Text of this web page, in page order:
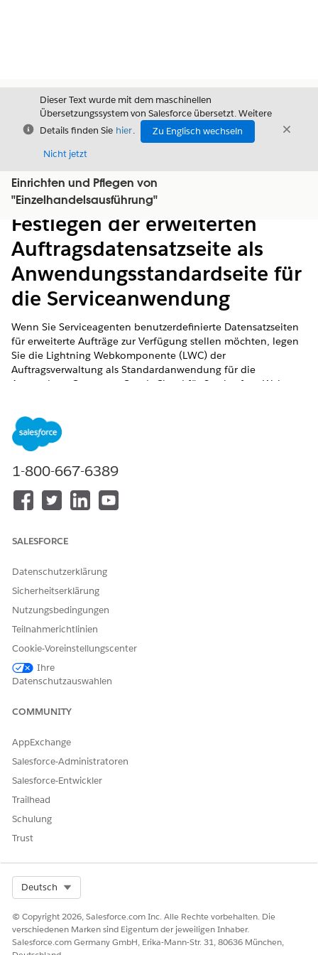
Schließen
Dieser Text wurde mit dem maschinellen
Übersetzungssystem von Salesforce übersetzt. Weitere
Details finden Sie hier.
Zu Englisch wechseln
Nicht jetzt
Einrichten und Pflegen von
"Einzelhandelsausführung"
Inhalt anzeigen
Inhalt
Festlegen der erweiterten
Auftragsdatensatzseite als
Anwendungsstandardseite für
die Serviceanwendung
Wenn Sie Serviceagenten benutzerdefinierte Datensatzseiten
für erweiterte Aufträge zur Verfügung stellen möchten, legen
Sie die Lightning Webkomponente (LWC) der
Auftragsverwaltung als Standardanwendung für die
Anwendung Consumer Goods Cloud für Service fest. Weisen
Service zu.
ERFORDERLICHE EDITIONEN
PerformanceundUnlimited
Goods Cloud für Service" und "Consumer Goods Cloud für
Erstellen und Speichern von
Lightning-Seiten im
Lightning-
Anwendungsgenerator:
Geben Sie unter "Setup" im Feld "Schnellsuche" den Text
Lightning-Anwendungsgenerator
dannLightning-Anwendungsgenerator
Anzeigen
Wählen Sie
Als Anwendungsstandard zuweisen
Wählen Sie die Anwendung Consumer Goods Cloud für
Service aus und klicken Sie auf
Speichern Sie Ihre Änderungen.
SIEHE AUCH:
Service"
KONNTEN SIE IHR PROBLEM MITHILFE DIESES ARTIKELS
LÖSEN?
1-800-667-6389
SALESFORCE
Datenschutzerklärung
Sicherheitserklärung
Nutzungsbedingungen
Teilnahmerichtlinien
Cookie-Voreinstellungscenter
Ihre
Datenschutzauswahlen
COMMUNITY
AppExchange
Salesforce-Administratoren
Salesforce-Entwickler
Trailhead
Schulung
Trust
Deutsch
© Copyright 2026, Salesforce.com Inc. Alle Rechte vorbehalten. Die
verschiedenen Marken sind Eigentum der jeweiligen Inhaber.
Salesforce.com Germany GmbH, Erika-Mann-Str. 31, 80636 München,